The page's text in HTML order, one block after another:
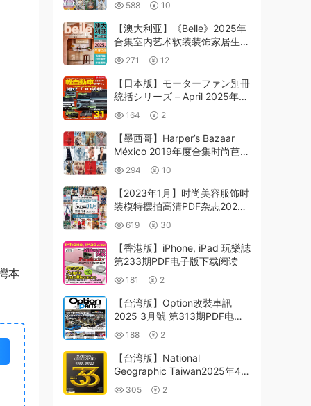
本
588 10
【澳大利亚】《Belle》2025年
合集室内艺术软装装饰家居生活
设计杂志pdf（年订阅）
271 12
【日本版】モーターファン別冊
統括シリーズ – April 2025年4
月PDF电子版杂志
164 2
【墨西哥】Harper’s Bazaar
México 2019年度合集时尚芭莎
美容服饰时装高清PDF杂志（10
本）
294 10
【2023年1月】时尚美容服饰时
装模特摆拍高清PDF杂志2023
年1月份打包（260+本）
619 30
【香港版】iPhone, iPad 玩樂誌
第233期PDF电子版下载阅读
181 2
【台湾版】Option改裝車訊
2025 3月號 第313期PDF电子
版杂志
188 2
【台湾版】National
Geographic Taiwan2025年4月
國家地理雜誌PDF电子版杂志
305 2